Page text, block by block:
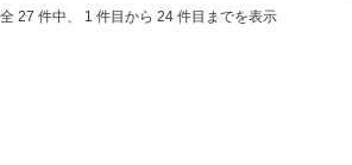
全 27 件中、 1 件目から 24 件目までを表示